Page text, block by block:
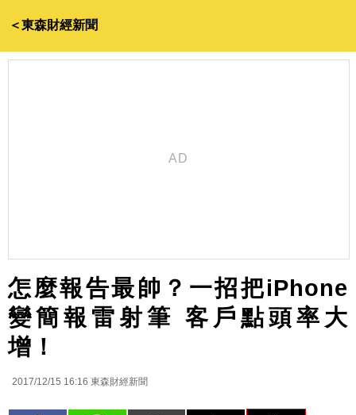
＜東森財經新聞
怎麼報告最帥？一招把iPhone
變簡報雷射筆 客戶點頭率大
增！
2017/12/15 16:16 東森財經新聞